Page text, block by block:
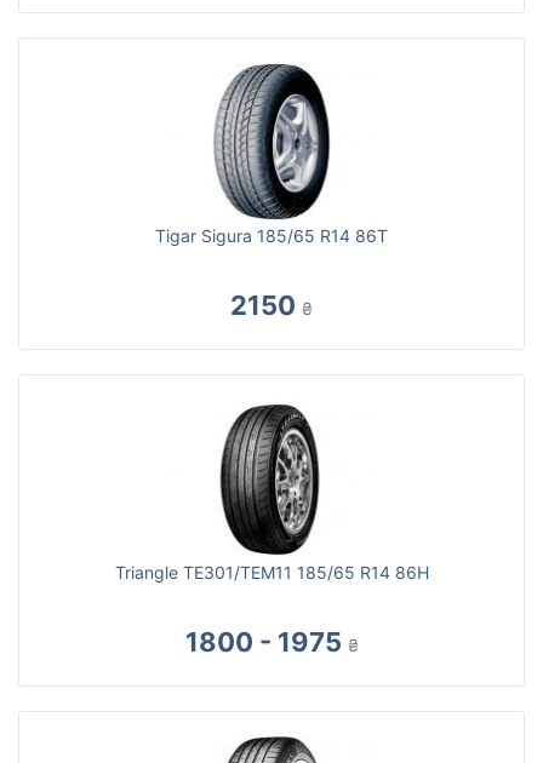
Tigar Sigura 185/65 R14 86T
2150 ₴
Triangle TE301/TEM11 185/65 R14 86H
1800 - 1975 ₴